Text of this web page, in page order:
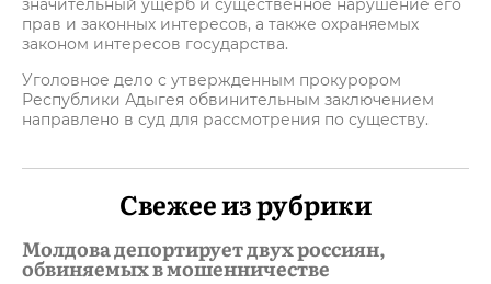
значительный ущерб и существенное нарушение его
прав и законных интересов, а также охраняемых
законом интересов государства.
Уголовное дело с утвержденным прокурором
Республики Адыгея обвинительным заключением
направлено в суд для рассмотрения по существу.
Свежее из рубрики
Молдова депортирует двух россиян,
обвиняемых в мошенничестве